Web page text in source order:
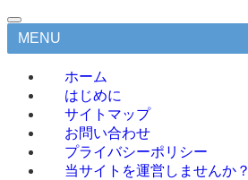
MENU
ホーム
はじめに
サイトマップ
お問い合わせ
プライバシーポリシー
当サイトを運営しませんか？